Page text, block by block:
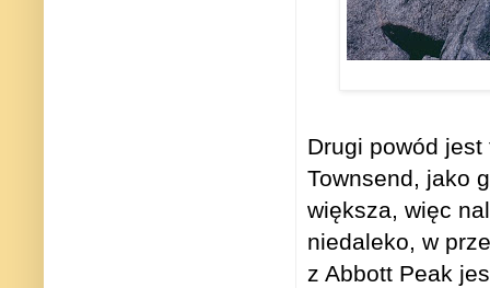
Drugi powód
Townsend, jako
większa, więc
niedaleko, w
z Abbott Peak